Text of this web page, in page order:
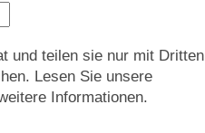
und teilen sie nur mit
Lesen Sie unsere
Informationen.